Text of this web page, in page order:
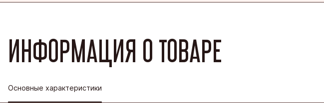
ИНФОРМАЦИЯ О ТОВАРЕ
Основные характеристики